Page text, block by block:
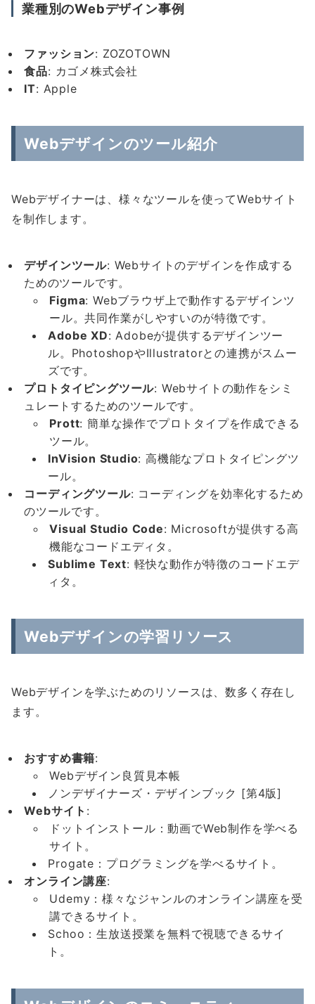
業種別のWebデザイン事例
ファッション: ZOZOTOWN
食品: カゴメ株式会社
IT: Apple
Webデザインのツール紹介
Webデザイナーは、様々なツールを使ってWebサイト
を制作します。
デザインツール: Webサイトのデザインを作成する
ためのツールです。
Figma: Webブラウザ上で動作するデザインツ
ール。共同作業がしやすいのが特徴です。
Adobe XD: Adobeが提供するデザインツー
ル。PhotoshopやIllustratorとの連携がスムー
ズです。
プロトタイピングツール: Webサイトの動作をシミ
ュレートするためのツールです。
Prott: 簡単な操作でプロトタイプを作成できる
ツール。
InVision Studio: 高機能なプロトタイピングツ
ール。
コーディングツール: コーディングを効率化するため
のツールです。
Visual Studio Code: Microsoftが提供する高
機能なコードエディタ。
Sublime Text: 軽快な動作が特徴のコードエデ
ィタ。
Webデザインの学習リソース
Webデザインを学ぶためのリソースは、数多く存在し
ます。
おすすめ書籍:
Webデザイン良質見本帳
ノンデザイナーズ・デザインブック [第4版]
Webサイト :
ドットインストール：動画でWeb制作を学べる
サイト。
Progate：プログラミングを学べるサイト。
オンライン講座:
Udemy：様々なジャンルのオンライン講座を受
講できるサイト。
Schoo：生放送授業を無料で視聴できるサイ
ト。